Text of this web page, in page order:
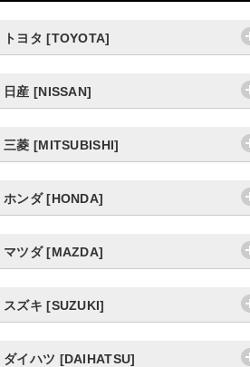
トヨタ [TOYOTA]
日産 [NISSAN]
三菱 [MITSUBISHI]
ホンダ [HONDA]
マツダ [MAZDA]
スズキ [SUZUKI]
ダイハツ [DAIHATSU]